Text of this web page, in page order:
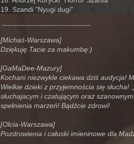
19. Szandi "Nyugi dugi"
------------------------------------
[Michaś-Warszawa]
Dziękuję Tacie za makumbę:)
[GaMaDee-Mazury]
Kochani niezwykle ciekawa dziś audycja!
Wielkie dzieki z przyjemnościa się
słuchajacym i czatującym oraz
spełnienia marzeń! Bądźcie zdrowi!
[Olcia-Warszawa]
Pozdrowienia i całuski imieninowe dla